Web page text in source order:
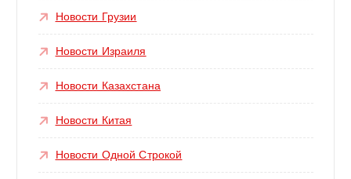
Новости Грузии
Новости Израиля
Новости Казахстана
Новости Китая
Новости Одной Строкой